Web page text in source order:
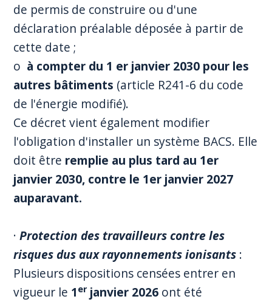
de permis de construire ou d'une
déclaration préalable déposée à partir de
cette date ;
o à compter du 1 er janvier 2030 pour les
autres bâtiments (article R241-6 du code
de l'énergie modifié).
Ce décret vient également modifier
l'obligation d'installer un système BACS. Elle
doit être remplie au plus tard au 1er
janvier 2030, contre le 1er janvier 2027
auparavant.
·Protection des travailleurs contre les
risques dus aux rayonnements ionisants :
Plusieurs dispositions censées entrer en
vigueur le 1 erjanvier 2026 ont été